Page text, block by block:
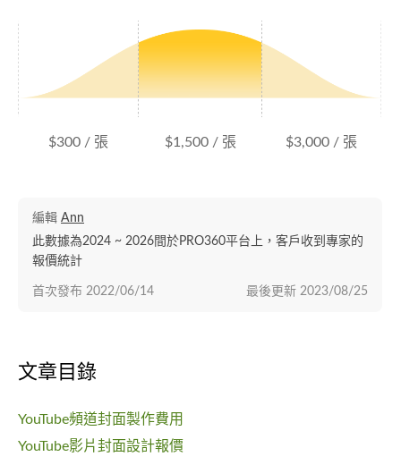
$300 / 張 $1,500 / 張 $3,000 / 張
編輯 Ann
此數據為2024 ~ 2026間於PRO360平台上，客戶收到專家的
報價統計
最後更新 2023/08/25
首次發布 2022/06/14
文章目錄
YouTube頻道封面製作費用
YouTube影片封面設計報價